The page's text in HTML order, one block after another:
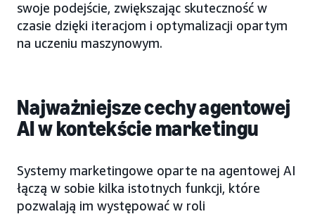
swoje podejście, zwiększając skuteczność w
czasie dzięki iteracjom i optymalizacji opartym
na uczeniu maszynowym.
Najważniejsze cechy agentowej
AI w kontekście marketingu
Systemy marketingowe oparte na agentowej AI
łączą w sobie kilka istotnych funkcji, które
pozwalają im występować w roli